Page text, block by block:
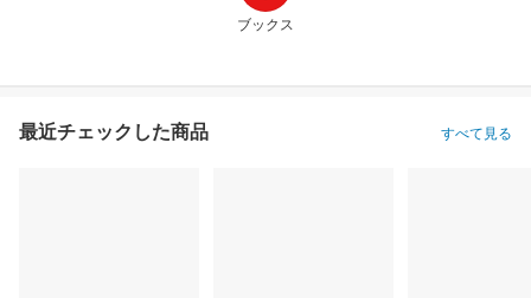
ブックス
最近チェックした商品 すべて見る